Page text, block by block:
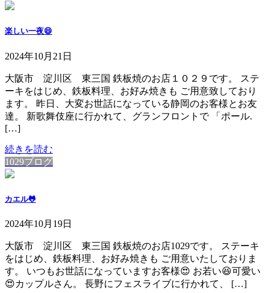
楽しい一夜😄
2024年10月21日
大阪市 淀川区 東三国 鉄板焼のお店１０２９です。 ステ
ーキをはじめ、鉄板料理、お好み焼きも ご用意致しており
ます。 昨日、大変お世話になっている静岡のお客様とお友
達。 新歌舞伎座に行かれて、グランフロントで 「ポール.
[…]
続きを読む
1029ブログ
カエル🐸
2024年10月19日
大阪市 淀川区 東三国 鉄板焼のお店1029です。 ステーキ
をはじめ、鉄板料理、お好み焼きも ご用意いたしておりま
す。 いつもお世話になっていますお客様😍 お若い😆可愛い
😍カップルさん。 長野にフェスライブに行かれて、 […]